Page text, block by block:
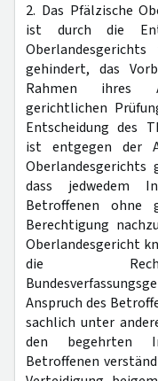
2. Das Pfälzische
ist durch die
gehindert, das
Rahmen ihres
gerichtlichen
Entscheidung des
ist entgegen der
Oberlandesgerichts
dass jedwedem
Betroffenen ohne
Berechtigung
Oberlandesgericht
die
Anspruch des
sachlich unter
den begehrten
Betroffenen